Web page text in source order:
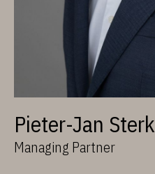
Pieter-Jan Sterk
Managing Partner